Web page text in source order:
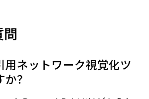
用ネットワーク視覚化ツ
？